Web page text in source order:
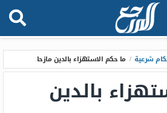
شرعية / ما حكم الاستهزاء بالدين مازحا
بالدين